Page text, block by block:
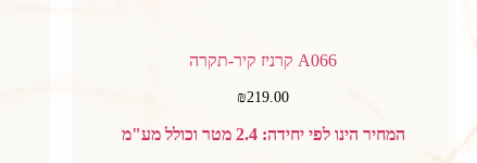
A066 קרניז קיר-תקרה
₪219.00
המחיר הינו לפי יחידה: 2.4 מטר וכולל מע"מ